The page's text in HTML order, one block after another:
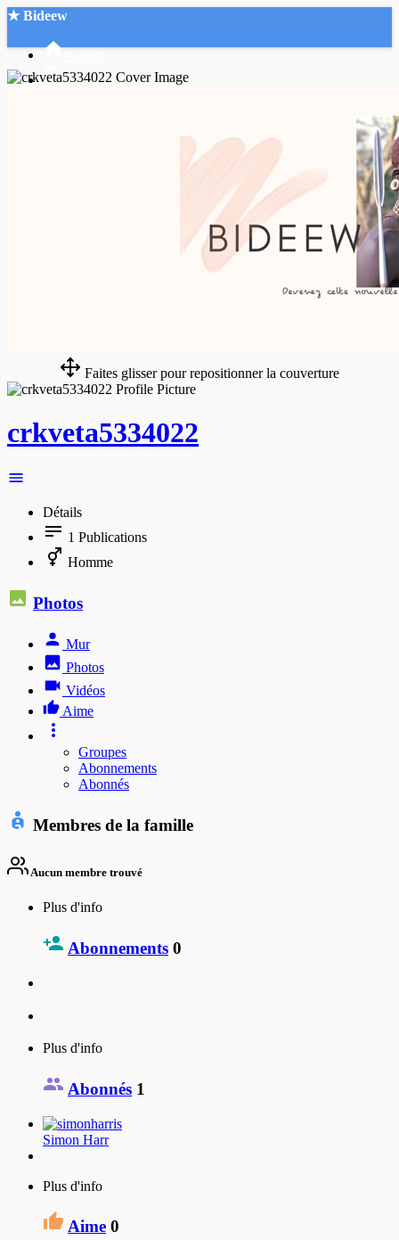
★ Bideew
Faites glisser pour repositionner la couverture
crkveta5334022
Détails
1 Publications
Homme
Photos
Mur
Photos
Vidéos
Aime
Groupes
Abonnements
Abonnés
Membres de la famille
Aucun membre trouvé
Plus d'info
Abonnements 0
Plus d'info
Abonnés 1
Simon Harr
Plus d'info
Aime 0